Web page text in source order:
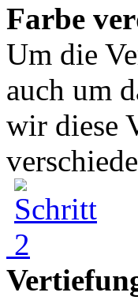
Farbe
Um die
auch um
wir diese